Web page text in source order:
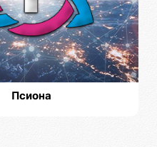
Псиона